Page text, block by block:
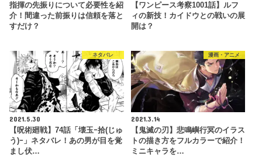
指揮の先振りについて必要性を紹
介！間違った前振りは信頼を落と
すだけ？
【ワンピース考察1001話】ルフ
ィの新技！カイドウとの戦いの展
開は？
ネタバレ
2021.5.30
【呪術廻戦】74話「壊玉ｰ拾(じゅ
う)ｰ」ネタバレ！あの男が目を覚
まし伏…
漫画・アニメ
2021.3.14
【鬼滅の刃】悲鳴嶼行冥のイラス
トの描き方をフルカラーで紹介！
ミニキャラを…